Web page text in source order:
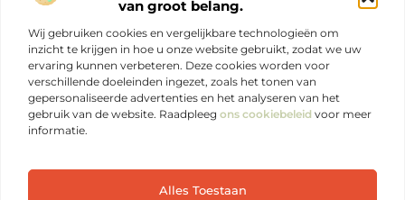
van groot belang.
Wij gebruiken cookies en vergelijkbare technologieën om
inzicht te krijgen in hoe u onze website gebruikt, zodat we uw
ervaring kunnen verbeteren. Deze cookies worden voor
verschillende doeleinden ingezet, zoals het tonen van
gepersonaliseerde advertenties en het analyseren van het
gebruik van de website. Raadpleeg ons cookiebeleid voor meer
informatie.
Alles Toestaan
Main Links
Ontdek elke dag iets nieuws op Je-eigen-marketing.be.
Sterke marketing begint bij jezelf.